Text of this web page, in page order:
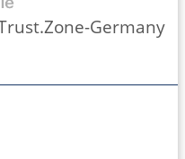
Germany